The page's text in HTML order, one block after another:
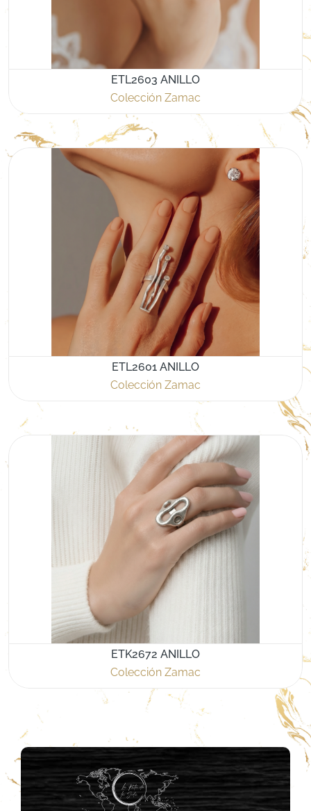
ETL2603 ANILLO
Colección Zamac
ETL2601 ANILLO
Colección Zamac
ETK2672 ANILLO
Colección Zamac